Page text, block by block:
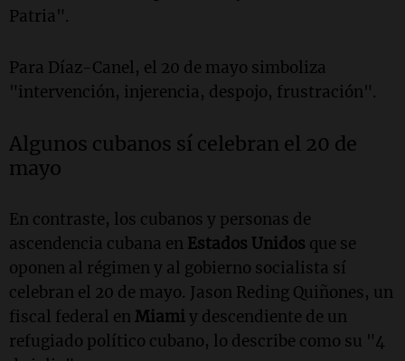
Patria".
Para Díaz-Canel, el 20 de mayo simboliza
"intervención, injerencia, despojo, frustración".
Algunos cubanos sí celebran el 20 de
mayo
En contraste, los cubanos y personas de
ascendencia cubana en Estados Unidos que se
oponen al régimen y al gobierno socialista sí
celebran el 20 de mayo. Jason Reding Quiñones, un
fiscal federal enMiamiy descendiente de un
refugiado político cubano, lo describe como su "4